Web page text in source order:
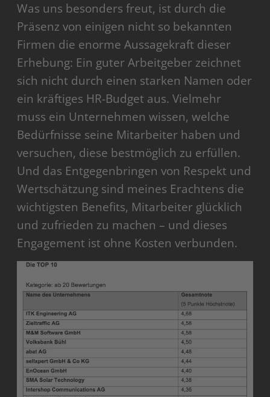
Was uns besonders freut, ist durch die
Präsenz von einigen nicht so bekannten
Firmen die enorme Aussagekraft dieser
Erhebung: Ein guter Arbeitgeber zeichnet
sich nicht durch einen starken Namen oder
ein kräftiges HR-Budget aus. Vielmehr
muss ein Unternehmen wissen, welche
Bedürfnisse seine Mitarbeiter haben und
versuchen, diese bestmöglich zu erfüllen.
Und das Entgegenbringen von Respekt und
Wertschätzung sind meines Erachtens die
wichtigsten Benefits, Mitarbeiter glücklich
und zufrieden zu machen – und dieses
Engagement ist ohne Kosten verbunden.